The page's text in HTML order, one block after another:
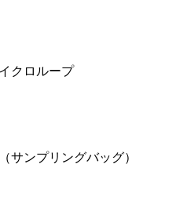
クロループ
サンプリングバッグ）